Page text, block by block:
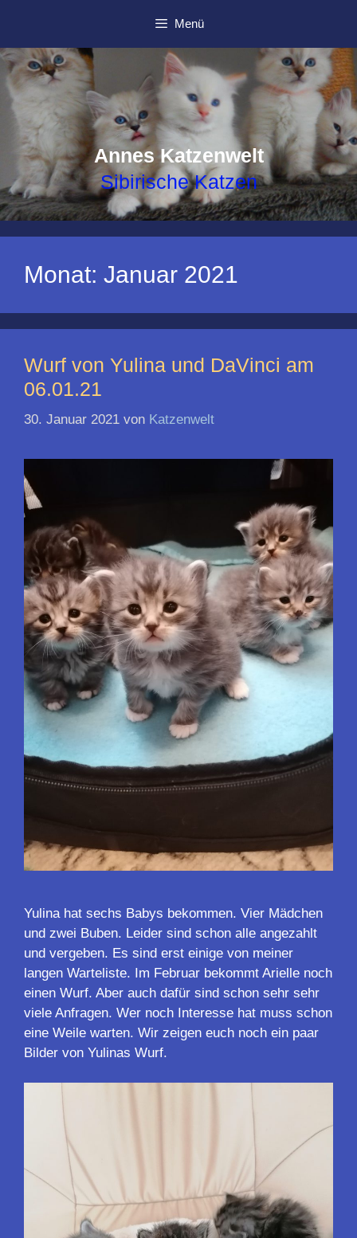
springen
Menü
Annes Katzenwelt
Sibirische Katzen
Monat: Januar 2021
Wurf von Yulina und DaVinci am
06.01.21
30. Januar 2021 von Katzenwelt
Yulina hat sechs Babys bekommen. Vier Mädchen
und zwei Buben. Leider sind schon alle angezahlt
und vergeben. Es sind erst einige von meiner
langen Warteliste. Im Februar bekommt Arielle noch
einen Wurf. Aber auch dafür sind schon sehr sehr
viele Anfragen. Wer noch Interesse hat muss schon
eine Weile warten. Wir zeigen euch noch ein paar
Bilder von Yulinas Wurf.